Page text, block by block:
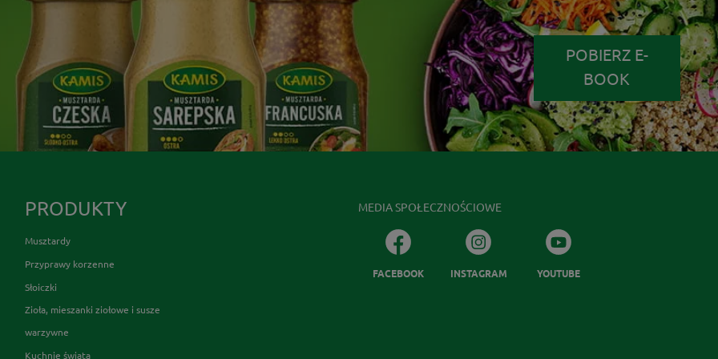
POBIERZ E-
BOOK
PRODUKTY
Musztardy
Przyprawy korzenne
Słoiczki
Zioła, mieszanki ziołowe i susze
warzywne
Kuchnie świata
MEDIA SPOŁECZNOŚCIOWE
FACEBOOK INSTAGRAM YOUTUBE